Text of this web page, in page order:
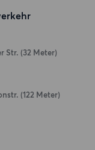
Str. (32 Meter)
(122 Meter)